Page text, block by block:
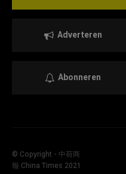
Adverteren
Abonneren
© Copyright - 中荷商
報 China Times 2021